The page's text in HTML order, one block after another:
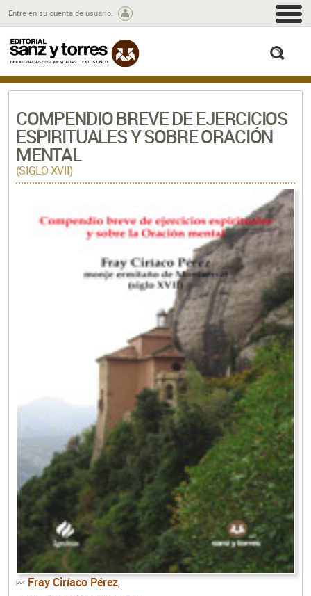
Entre en su cuenta de usuario.
COMPENDIO BREVE DE EJERCICIOS
ESPIRITUALES Y SOBRE ORACIÓN
MENTAL
(SIGLO XVII)
por Fray Ciríaco Pérez,